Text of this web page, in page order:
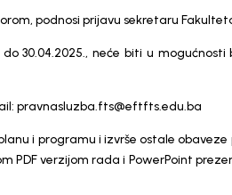
podnosi prijavu sekretaru
30.04.2025., neće biti u
pravnasluzba.fts@eftfts.edu.ba
i programu i izvrše ostale
PDF verzijom rada i PowerPoint